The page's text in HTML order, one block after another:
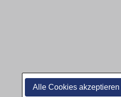
Alle Cookies akzeptieren